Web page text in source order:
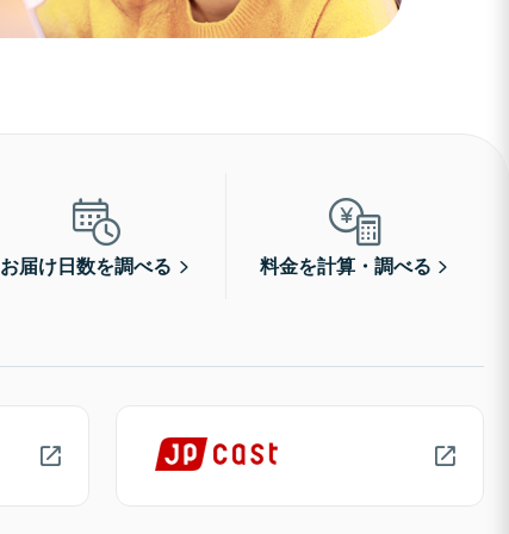
お届け日数を調べる 料金を計算・調べる